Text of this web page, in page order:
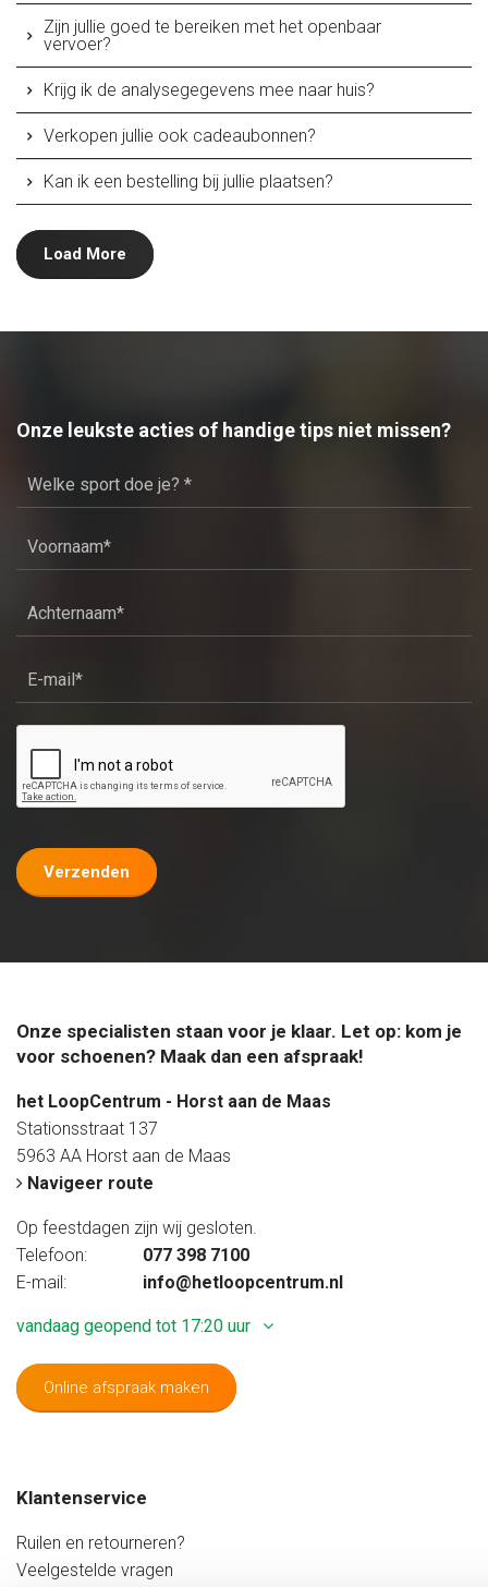
Zijn jullie goed te bereiken met het openbaar
vervoer?
Krijg ik de analysegegevens mee naar huis?
Verkopen jullie ook cadeaubonnen?
Kan ik een bestelling bij jullie plaatsen?
Load More
Onze leukste acties of handige tips niet missen?
Verzenden
Onze specialisten staan voor je klaar. Let op: kom je
voor schoenen? Maak dan een afspraak!
het LoopCentrum - Horst aan de Maas
Stationsstraat 137
5963 AA Horst aan de Maas
Navigeer route
Op feestdagen zijn wij gesloten.
Telefoon:
077 398 7100
E-mail:
info@hetloopcentrum.nl
vandaag geopend tot 17:20 uur
Online afspraak maken
Donderdag
09:20 - 17:20 uur
Vrijdag
09:20 - 20:00 uur
Zaterdag
08:40 - 17:20 uur
Klantenservice
Ruilen en retourneren?
Veelgestelde vragen